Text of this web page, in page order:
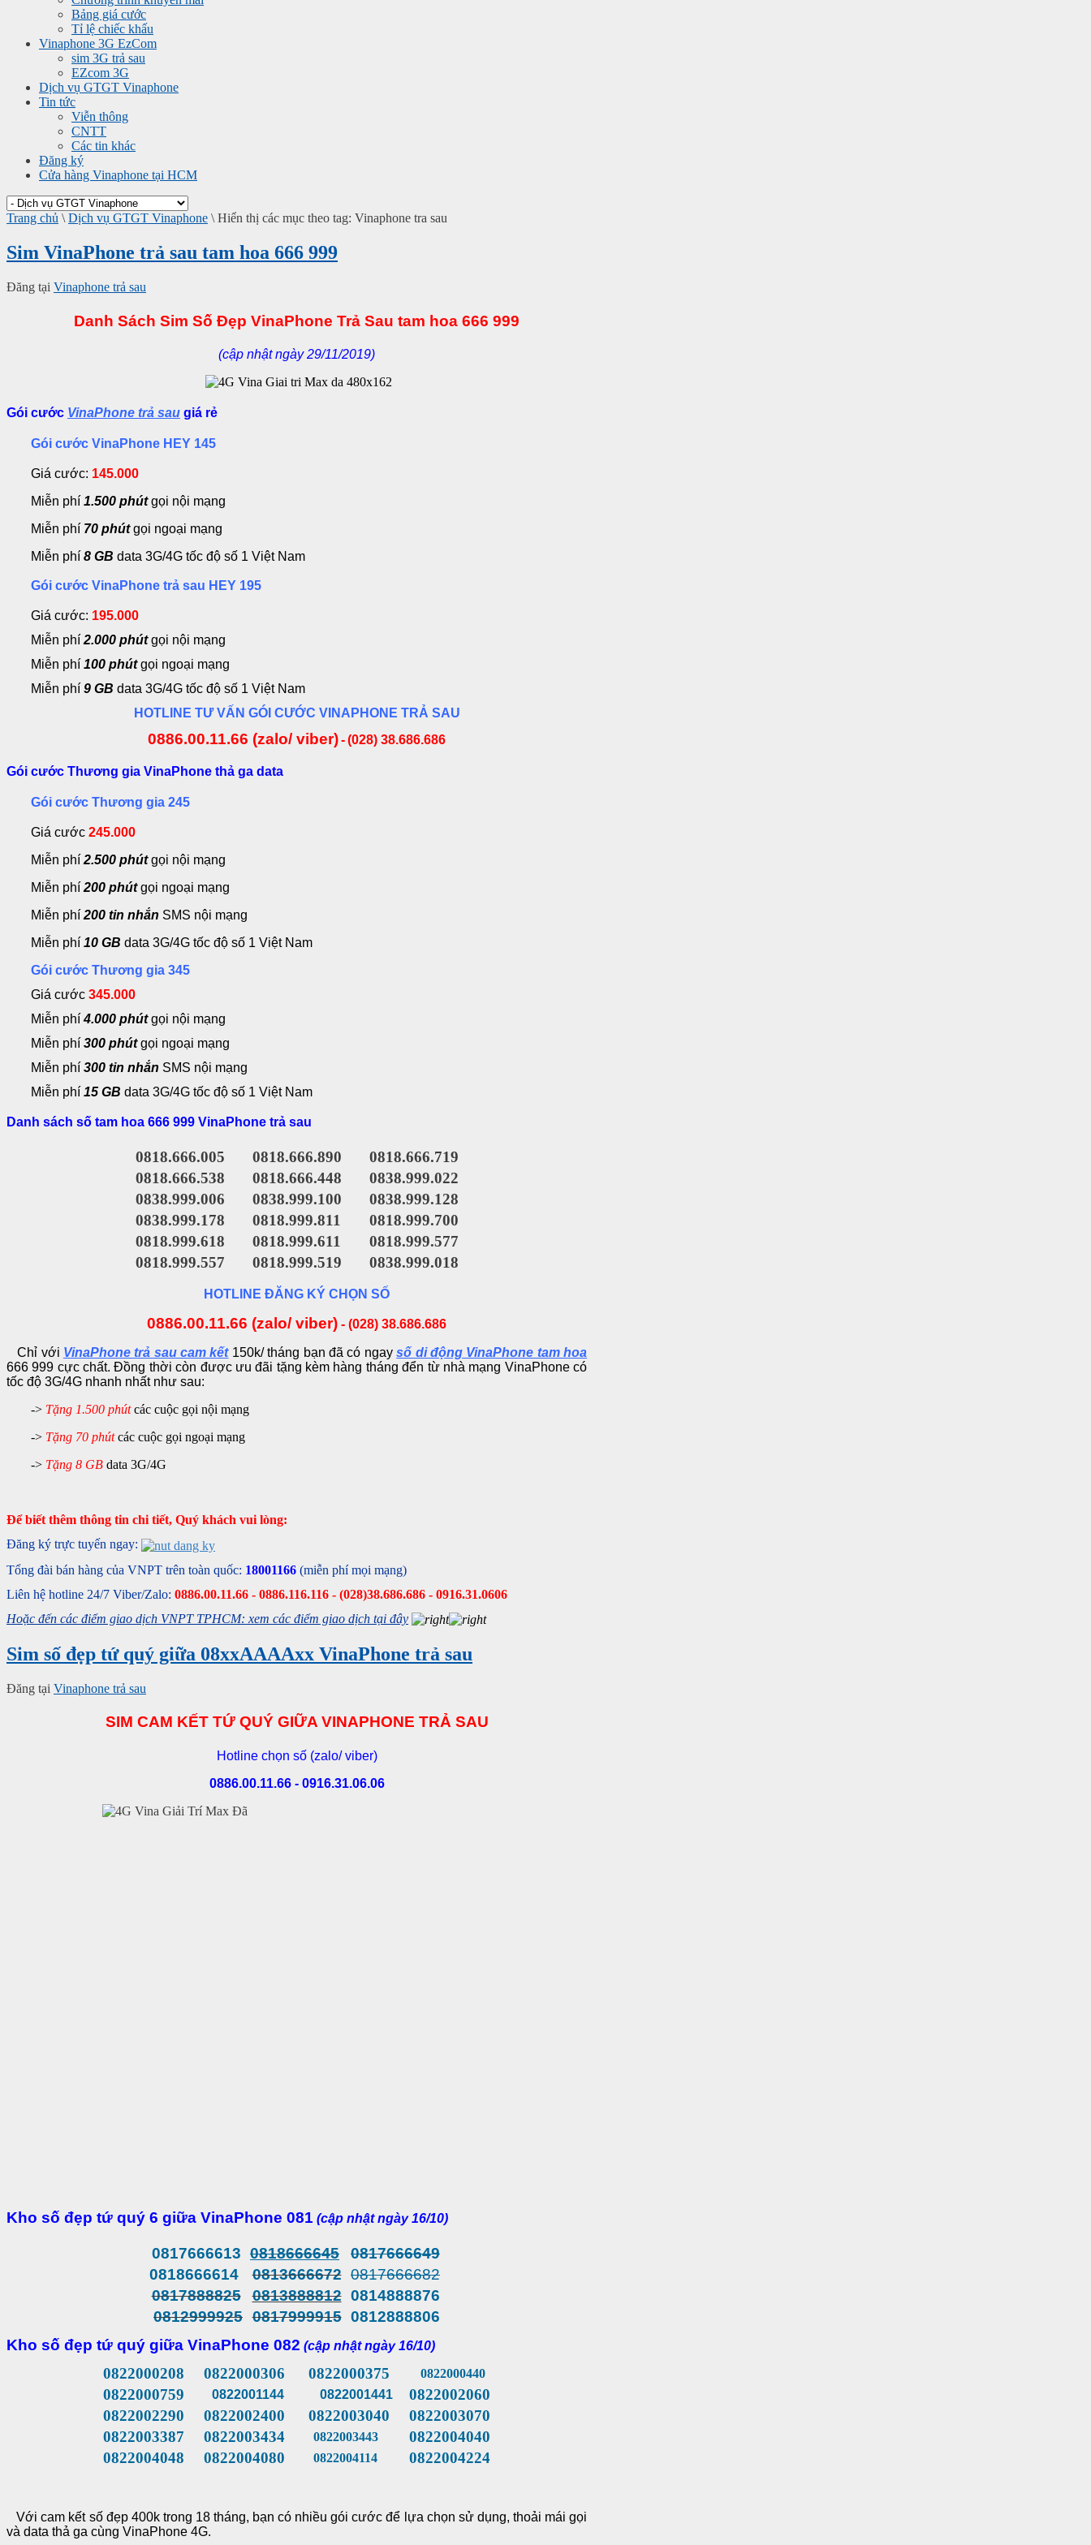
Bảng giá cước
Tỉ lệ chiếc khấu
Vinaphone 3G EzCom
sim 3G trả sau
EZcom 3G
Dịch vụ GTGT Vinaphone
Tin tức
Viễn thông
CNTT
Các tin khác
Đăng ký
Cửa hàng Vinaphone tại HCM
Trang chủ \ Dịch vụ GTGT Vinaphone \ Hiển thị các mục theo tag: Vinaphone tra sau
Sim VinaPhone trả sau tam hoa 666 999
Đăng tại Vinaphone trả sau
Danh Sách Sim Số Đẹp VinaPhone Trả Sau tam hoa 666 999
(cập nhật ngày 29/11/2019)
Gói cước VinaPhone trả sau giá rẻ
Gói cước VinaPhone HEY 145
Giá cước: 145.000
Miễn phí 1.500 phútgọi nội mạng
Miễn phí 70 phútgọi ngoại mạng
Miễn phí 8 GB data 3G/4G tốc độ số 1 Việt Nam
Gói cước VinaPhone trả sau HEY 195
Giá cước: 195.000
Miễn phí 2.000 phútgọi nội mạng
Miễn phí 100 phútgọi ngoại mạng
Miễn phí 9 GB data 3G/4G tốc độ số 1 Việt Nam
HOTLINE TƯ VẤN GÓI CƯỚC VINAPHONE TRẢ SAU
0886.00.11.66 (zalo/ viber)-(028) 38.686.686
Gói cước Thương gia VinaPhone thả ga data
Gói cước Thương gia 245
Giá cước 245.000
Miễn phí 2.500 phútgọi nội mạng
Miễn phí 200 phútgọi ngoại mạng
Miễn phí 200 tin nhắn SMS nội mạng
Miễn phí 10 GB data 3G/4G tốc độ số 1 Việt Nam
Gói cước Thương gia 345
Giá cước 345.000
Miễn phí4.000 phút gọi nội mạng
Miễn phí 300 phút gọi ngoại mạng
Miễn phí 300 tin nhắn SMS nội mạng
Miễn phí 15 GB data 3G/4G tốc độ số 1 Việt Nam
Danh sách số tam hoa 666 999 VinaPhone trả sau
0818.666.005 0818.666.890
0818.666.719
0818.666.538
0818.666.448
0838.999.022
0838.999.006
0838.999.100
0838.999.128
0838.999.178
0818.999.811
0818.999.700
0818.999.618
0818.999.611
0818.999.577
0818.999.557
0818.999.519 0838.999.018
HOTLINE ĐĂNG KÝ CHỌN SỐ
0886.00.11.66 (zalo/ viber) - (028) 38.686.686
Chỉ với VinaPhone trả sau cam kết 150k/ tháng bạn đã có ngaysố di động VinaPhone tam hoa
666 999 cực chất. Đồng thời còn được ưu đãi tặng kèm hàng tháng đển từ nhà mạng VinaPhone có
tốc độ 3G/4G nhanh nhất như sau:
-> Tặng 1.500 phútcác cuộc gọi nội mạng
-> Tặng 70 phút các cuộc gọi ngoại mạng
-> Tặng 8 GB data 3G/4G
Để biết thêm thông tin chi tiết, Quý khách vui lòng:
Đăng ký trực tuyến ngay:
Tổng đài bán hàng của VNPT trên toàn quốc: 18001166 (miễn phí mọi mạng)
Liên hệ hotline 24/7 Viber/Zalo: 0886.00.11.66 - 0886.116.116 - (028)38.686.686 - 0916.31.0606
Hoặc đến các điểm giao dịch VNPT TPHCM: xem các điểm giao dịch tại đây
Sim số đẹp tứ quý giữa 08xxAAAAxx VinaPhone trả sau
Đăng tại Vinaphone trả sau
SIM CAM KẾT TỨ QUÝ GIỮA VINAPHONE TRẢ SAU
Hotline chọn số (zalo/ viber)
0886.00.11.66 - 0916.31.06.06
Kho số đẹp tứ quý 6 giữa VinaPhone 081 (cập nhật ngày 16/10)
0817666613 0818666645
0817666649
0818666614
0813666672 0817666682
0817888825
0813888812 0814888876
0812999925 0817999915 0812888806
Kho số đẹp tứ quý giữa VinaPhone 082 (cập nhật ngày 16/10)
0822000208 0822000306 0822000375 0822000440
0822000759 0822001144 0822001441
0822002060
0822002290
0822002400 0822003040
0822003070
0822003387
0822003434 0822003443
0822004040
0822004048
0822004080 0822004114 0822004224
Với cam kết số đẹp 400k trong 18 tháng, bạn có nhiều gói cước để lựa chọn sử dụng, thoải mái gọi
và data thả ga cùng VinaPhone 4G.